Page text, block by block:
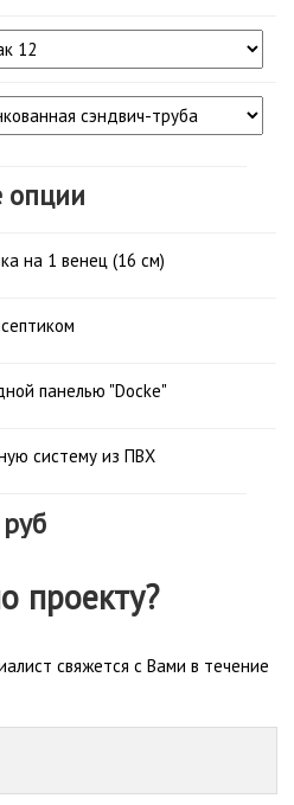
опции
на 1 венец (16 см)
панелью "Docke"
систему из ПВХ
проекту?
свяжется с Вами в течение